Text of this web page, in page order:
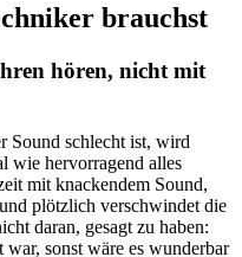
brauchst
hören, nicht mit
Sound schlecht ist, wird
wie hervorragend alles
mit knackendem Sound,
plötzlich verschwindet die
daran, gesagt zu haben:
war, sonst wäre es wunderbar